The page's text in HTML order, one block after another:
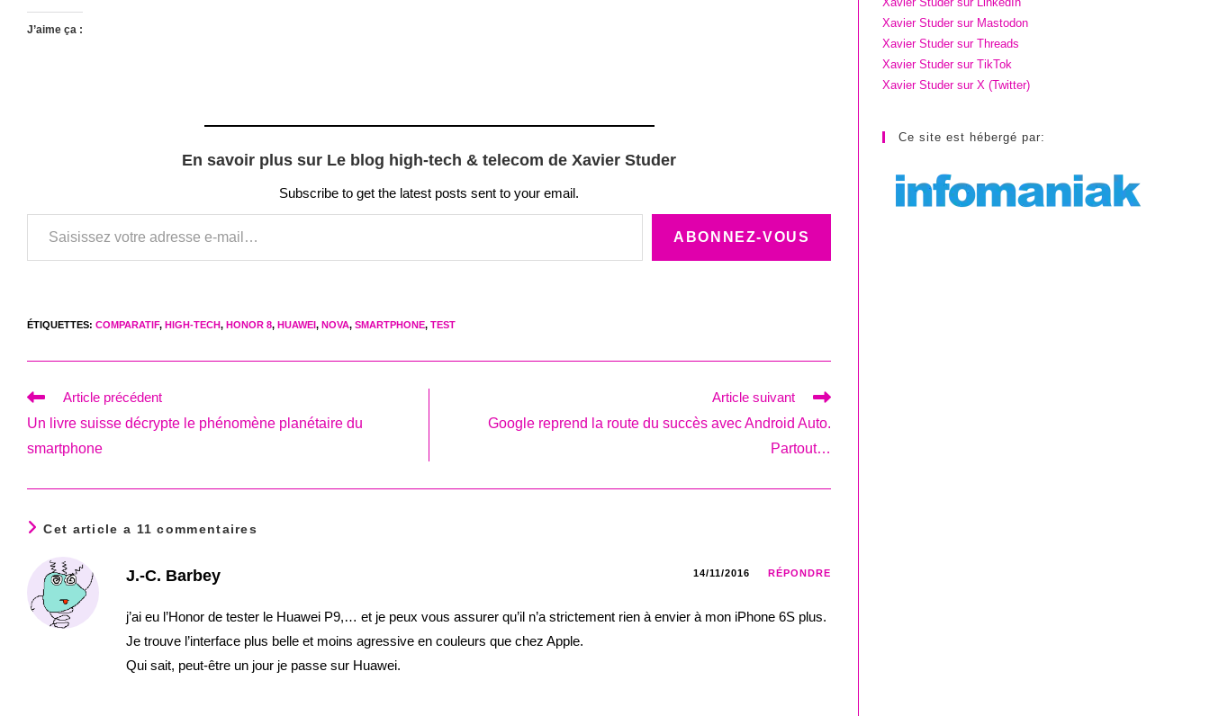
J’aime ça :
En savoir plus sur Le blog high-tech & telecom de Xavier Studer
Subscribe to get the latest posts sent to your email.
Saisissez votre adresse e-mail…
ABONNEZ-VOUS
ÉTIQUETTES: COMPARATIF, HIGH-TECH, HONOR 8, HUAWEI, NOVA, SMARTPHONE, TEST
Read
articles
Article précédent
Un livre suisse décrypte le phénomène planétaire du
smartphone
Article suivant
Google reprend la route du succès avec Android Auto.
Partout…
Cet article a 11 commentaires
J.-C. Barbey 14/11/2016 RÉPONDRE
j’ai eu l’Honor de tester le Huawei P9,… et je peux vous assurer qu’il n’a strictement rien à envier à mon iPhone 6S plus.
Je trouve l’interface plus belle et moins agressive en couleurs que chez Apple.
Qui sait, peut-être un jour je passe sur Huawei.
Xavier Studer sur Mastodon
Xavier Studer sur Threads
Xavier Studer sur TikTok
Xavier Studer sur X (Twitter)
Ce site est hébergé par: